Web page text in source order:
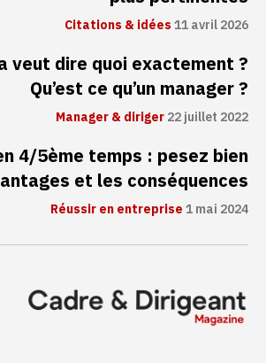
Citations & idées11 avril 2026
veut dire quoi exactement ?
Qu’est ce qu’un manager ?
Manager & diriger22 juillet 2022
4/5ème temps : pesez bien
et les conséquences
Réussir en entreprise1 mai 2024